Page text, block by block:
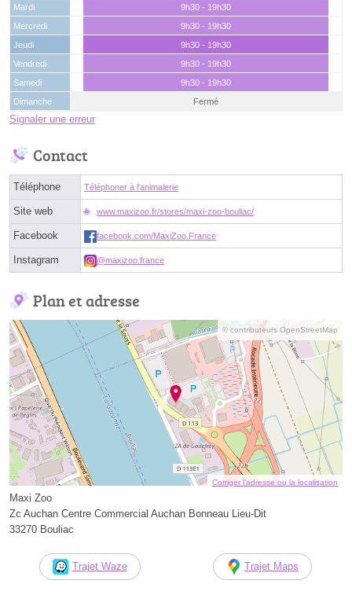
Mardi
9h30 - 19h30
Mercredi
9h30 - 19h30
Jeudi
9h30 - 19h30
Vendredi
9h30 - 19h30
Samedi
9h30 - 19h30
Dimanche
Fermé
Signaler une erreur
Contact
Téléphone Téléphoner à l'animalerie
Site web www.maxizoo.fr/stores/maxi-zoo-bouliac/
Facebook facebook.com/MaxiZoo.France
Instagram @maxizoo.france
Plan et adresse
© contributeurs OpenStreetMap
Corriger l’adresse ou la localisation
Maxi Zoo
Zc Auchan Centre Commercial Auchan Bonneau Lieu-Dit
33270 Bouliac
Trajet Waze Trajet Maps